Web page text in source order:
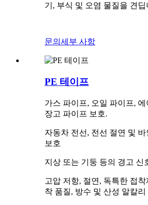
기, 부식 및 오염 물질을 견딥
문의 세부 사항
PE 테이프
가스 파이프, 오일 파이프,
장고 파이프 보호.
자동차 전선, 전선 절연 및 바
보호
지상 또는 기둥 등의 경고 신
고압 저항, 절연, 독특한 접
착 품질, 방수 및 산성 알칼리